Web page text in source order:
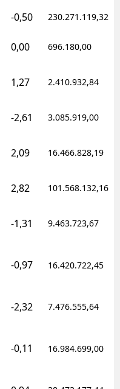
-0,50 230.271.119,32
0,00 696.180,00
1,27 2.410.932,84
-2,61 3.085.919,00
2,09 16.466.828,19
2,82 101.568.132,16
-1,31 9.463.723,67
-0,97 16.420.722,45
-2,32 7.476.555,64
-0,11 16.984.699,00